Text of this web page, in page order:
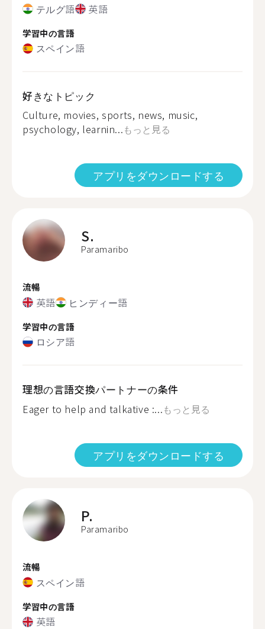
テルグ語 英語
学習中の言語
スペイン語
好きなトピック
Culture, movies, sports, news, music,
psychology, learnin...もっと見る
アプリをダウンロードする
S.
Paramaribo
流暢
英語 ヒンディー語
学習中の言語
ロシア語
理想の言語交換パートナーの条件
Eager to help and talkative :...もっと見る
アプリをダウンロードする
P.
Paramaribo
流暢
スペイン語
学習中の言語
英語